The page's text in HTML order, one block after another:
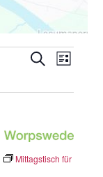
S
h
L
Mittagstisch für